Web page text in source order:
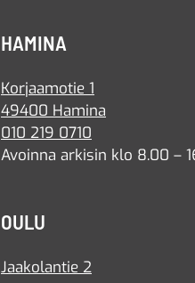
HAMINA
Korjaamotie 1
49400 Hamina
010 219 0710
Avoinna arkisin klo 8.00 –
OULU
Jaakolantie 2